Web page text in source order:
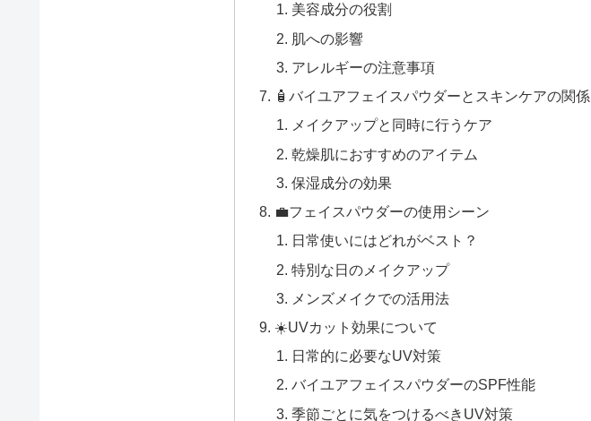
美容成分の役割
肌への影響
アレルギーの注意事項
🧴バイユアフェイスパウダーとスキンケアの関係
メイクアップと同時に行うケア
乾燥肌におすすめのアイテム
保湿成分の効果
💼フェイスパウダーの使用シーン
日常使いにはどれがベスト？
特別な日のメイクアップ
メンズメイクでの活用法
☀️UVカット効果について
日常的に必要なUV対策
バイユアフェイスパウダーのSPF性能
季節ごとに気をつけるべきUV対策